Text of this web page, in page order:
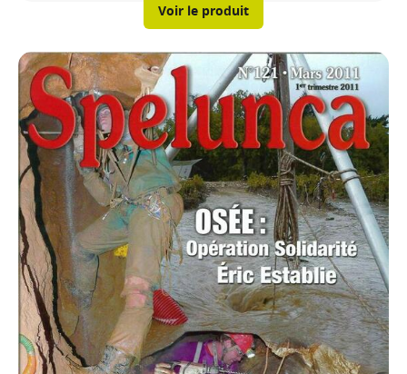
Voir le produit